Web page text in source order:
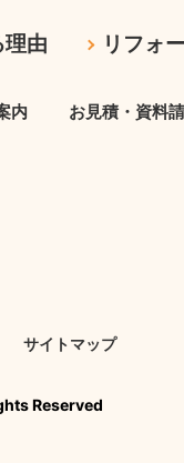
由 リフォ
内 お見積・資料
サイトマップ
Reserved